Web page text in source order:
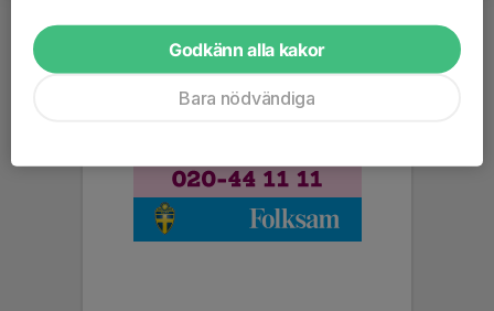
Godkänn alla kakor
Bara nödvändiga